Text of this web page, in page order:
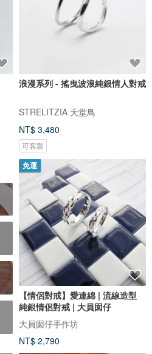
浪漫系列 - 搖曳波浪純銀情人對戒
STRELITZIA 天堂鳥
NT$ 3,480
可客製
免運
【情侶對戒】愛連綿 | 流線造型
純銀情侶對戒 | 大員囡仔
大員囡仔手作坊
NT$ 2,790